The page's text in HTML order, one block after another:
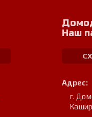
Наш
Адрес:
г.